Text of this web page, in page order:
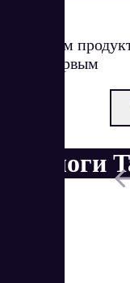
О данном
стать первым
Аналоги